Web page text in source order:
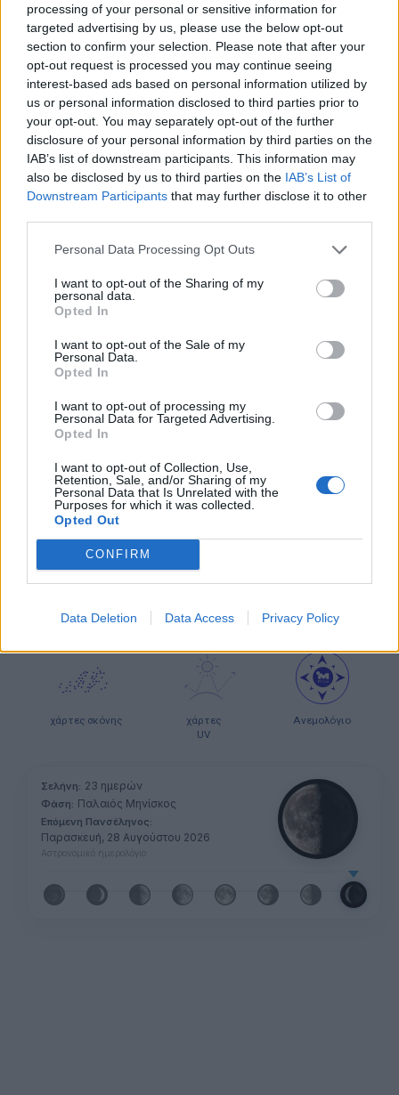
processing of your personal or sensitive information for
targeted advertising by us, please use the below opt-out
section to confirm your selection. Please note that after your
opt-out request is processed you may continue seeing
interest-based ads based on personal information utilized by
us or personal information disclosed to third parties prior to
your opt-out. You may separately opt-out of the further
disclosure of your personal information by third parties on the
IAB’s list of downstream participants. This information may
also be disclosed by us to third parties on the IAB’s List of
Downstream Participants that may further disclose it to other
Personal Data Processing Opt Outs
I want to opt-out of the Sharing of my
personal data.
Opted In
I want to opt-out of the Sale of my
Personal Data.
Opted In
I want to opt-out of processing my
Personal Data for Targeted Advertising.
Opted In
I want to opt-out of Collection, Use,
Retention, Sale, and/or Sharing of my
Personal Data that Is Unrelated with the
Purposes for which it was collected.
Opted Out
CONFIRM
Data Deletion Data Access Privacy Policy
Το έργο χρηματοδοτήθηκε από το Ελληνικό Ίδρυμα Έρευνας
και Καινοτομίας (ΕΛΙΔΕΚ) και από τη Γενική Γραμματεία
Έρευνας και Καινοτομίας (ΓΓΕΚ), με αρ. Σύμβασης Έργου 409.
Το έργο χρηματοδοτήθηκε στο πλαίσιο της Πράξης με τίτλο
«ΘΕΣΠΙΑ ΙΙ: ΘΕμελίωση Συνεργιστικών και ολοκληρωμένων
μεθοδολογιών και εργαλείων παρακολούθησης, διαχείρισης
και πρόγνωσης Περιβαλλοντικών παραμέτρων και πιέσεων»
και κωδικό MIS 5002517.
μετεωρολογικοί
σταθμοί
χάρτες
meteonow
ΧΑΡΤΕΣ ΠΡΟΓΝΩΣΗΣ
χάρτες
κύματος
παραλιών
χάρτες σκόνης
χάρτες
UV
Ανεμολόγιο
Σελήνη: 23 ημερών
Φάση: Παλαιός Μηνίσκος
Επόμενη Πανσέληνος:
Παρασκευή, 28 Αυγούστου 2026
Αστρονομικό ημερολόγιο